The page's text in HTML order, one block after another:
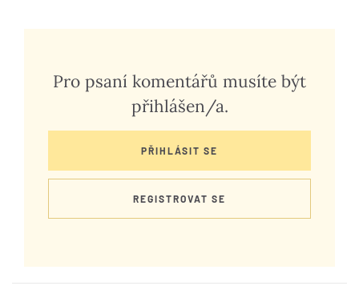
Pro psaní komentářů musíte být
přihlášen/a.
PŘIHLÁSIT SE
REGISTROVAT SE